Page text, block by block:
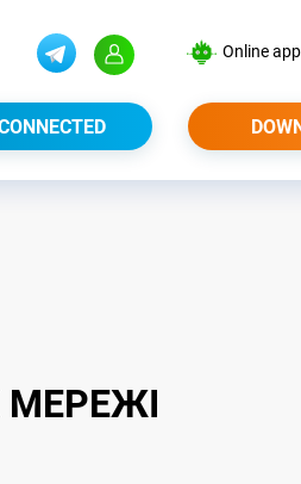
Online
МЕРЕЖІ